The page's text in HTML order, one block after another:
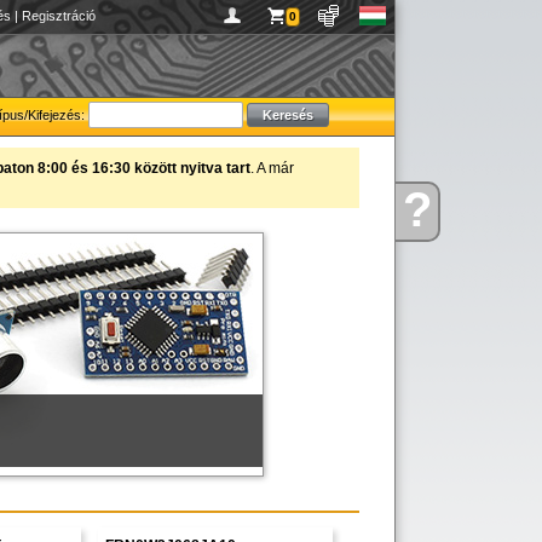
Kérdése?
| Regisztráció 0
Kifejezés:
8:00 és 16:30 között nyitva tart. A már
ajánljuk!